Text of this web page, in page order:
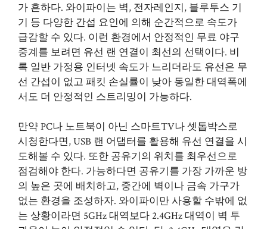
가 흔하다. 와이파이는 벽, 전자레인지, 블루투스 기
기 등 다양한 간섭 요인에 의해 순간적으로 속도가
급감할 수 있다. 이런 환경에서 안정적인 무료 야구
중계를 보려면 유선 랜 연결이 최선의 선택이다. 비
록 일반 가정용 인터넷 속도가 느리더라도 유선은 무
선 간섭이 없고 패킷 손실률이 낮아 동일한 대역폭에
서도 더 안정적인 스트리밍이 가능하다.
만약 PC나 노트북이 아닌 스마트TV나 셋톱박스로
시청한다면, USB 랜 어댑터를 활용해 유선 연결을 시
도해볼 수 있다. 또한 공유기의 위치를 최우선으로
점검해야 한다. 가능하다면 공유기를 가장 가까운 방
의 높은 곳에 배치하고, 중간에 벽이나 금속 가구가
없는 환경을 조성하자. 와이파이만 사용할 수밖에 없
는 상황이라면 5GHz 대역보다 2.4GHz 대역이 벽 투